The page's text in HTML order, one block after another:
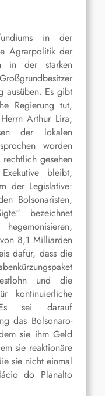
in der
Agrarpolitik der
in der starken
ausüben. Es gibt
Regierung tut,
Arthur Lira,
der lokalen
worden
gesehen
bleibt,
der Legislative:
Bolsonaristen,
bezeichnet
8,1 Milliarden
dafür, dass die
und die
kontinuierliche
Es sei darauf
das Bolsonaro-
sie ihm Geld
sie reaktionäre
sie nicht einmal
do Planalto